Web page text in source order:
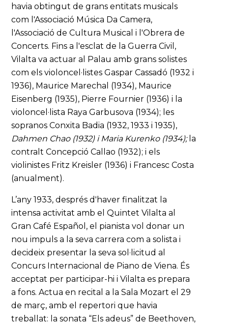
havia obtingut de grans entitats musicals
com l'Associació Música Da Camera,
l'Associació de Cultura Musical i l'Obrera de
Concerts. Fins a l'esclat de la Guerra Civil,
Vilalta va actuar al Palau amb grans solistes
com els violoncel·listes Gaspar Cassadó (1932 i
1936), Maurice Marechal (1934), Maurice
Eisenberg (1935), Pierre Fournier (1936) i la
violoncel·lista Raya Garbusova (1934); les
sopranos Conxita Badia (1932, 1933 i 1935),
Dahmen Chao (1932) i Maria Kurenko (1934); la
contralt Concepció Callao (1932); i els
violinistes Fritz Kreisler (1936) i Francesc Costa
(anualment).
L’any 1933, després d'haver finalitzat la
intensa activitat amb el Quintet Vilalta al
Gran Café Español, el pianista vol donar un
nou impuls a la seva carrera com a solista i
decideix presentar la seva sol·licitud al
Concurs Internacional de Piano de Viena. És
acceptat per participar-hi i Vilalta es prepara
a fons. Actua en recital a la Sala Mozart el 29
de març, amb el repertori que havia
treballat: la sonata “Els adeus” de Beethoven,